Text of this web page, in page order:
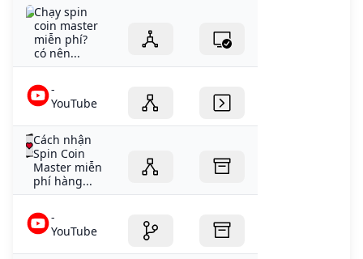
Chạy spin
coin master
miễn phí?
có nên...
-
YouTube
Cách nhận
Spin Coin
Master miễn
phí hàng...
-
YouTube